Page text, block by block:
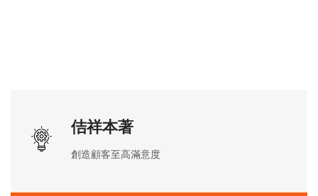
佶祥本著
創造顧客至高滿意度